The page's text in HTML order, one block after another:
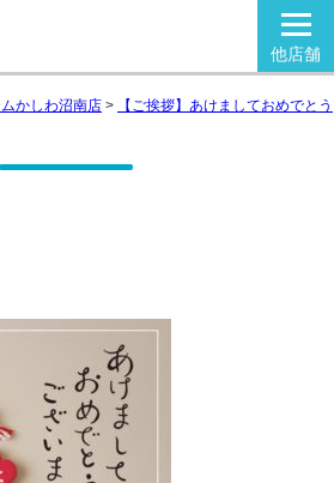
他店舗
かしわ沼南店 >
【ご挨拶】あけましておめでとう